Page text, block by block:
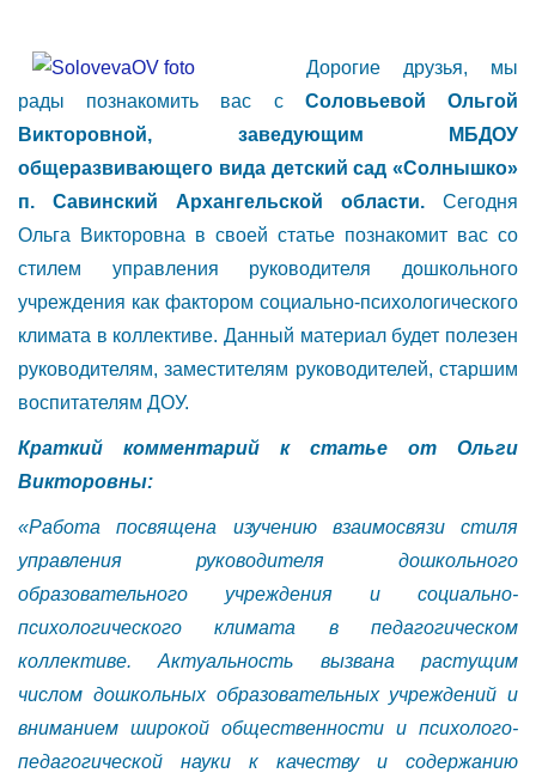
Дорогие друзья, мы
рады познакомить вас с Соловьевой Ольгой
Викторовной, заведующим МБДОУ
общеразвивающего вида детский сад «Солнышко»
п. Савинский Архангельской области. Сегодня
Ольга Викторовна в своей статье познакомит вас со
стилем управления руководителя дошкольного
учреждения как фактором социально-психологического
климата в коллективе. Данный материал будет полезен
руководителям, заместителям руководителей, старшим
воспитателям ДОУ.
Краткий комментарий к статье от Ольги
Викторовны:
«Работа посвящена изучению взаимосвязи стиля
управления руководителя дошкольного
образовательного учреждения и социально-
психологического климата в педагогическом
коллективе. Актуальность вызвана растущим
числом дошкольных образовательных учреждений и
вниманием широкой общественности и психолого-
педагогической науки к качеству и содержанию